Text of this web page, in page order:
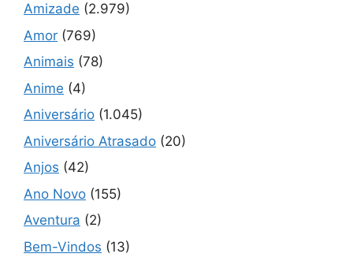
Amizade (2.979)
Amor (769)
Animais (78)
Anime (4)
Aniversário (1.045)
Aniversário Atrasado (20)
Anjos (42)
Ano Novo (155)
Aventura (2)
Bem-Vindos (13)